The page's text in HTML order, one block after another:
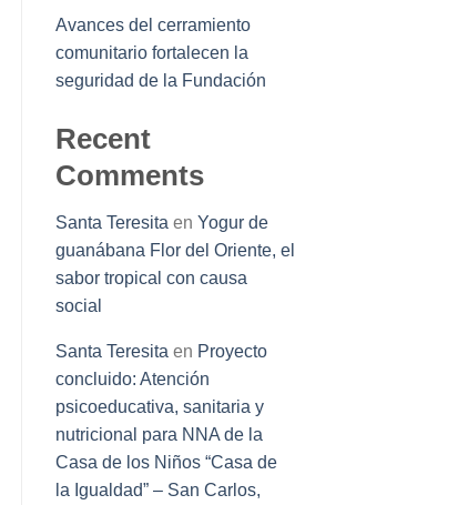
Avances del cerramiento
comunitario fortalecen la
seguridad de la Fundación
Recent
Comments
Santa Teresita en Yogur de
guanábana Flor del Oriente, el
sabor tropical con causa
social
Santa Teresita en Proyecto
concluido: Atención
psicoeducativa, sanitaria y
nutricional para NNA de la
Casa de los Niños “Casa de
la Igualdad” – San Carlos,